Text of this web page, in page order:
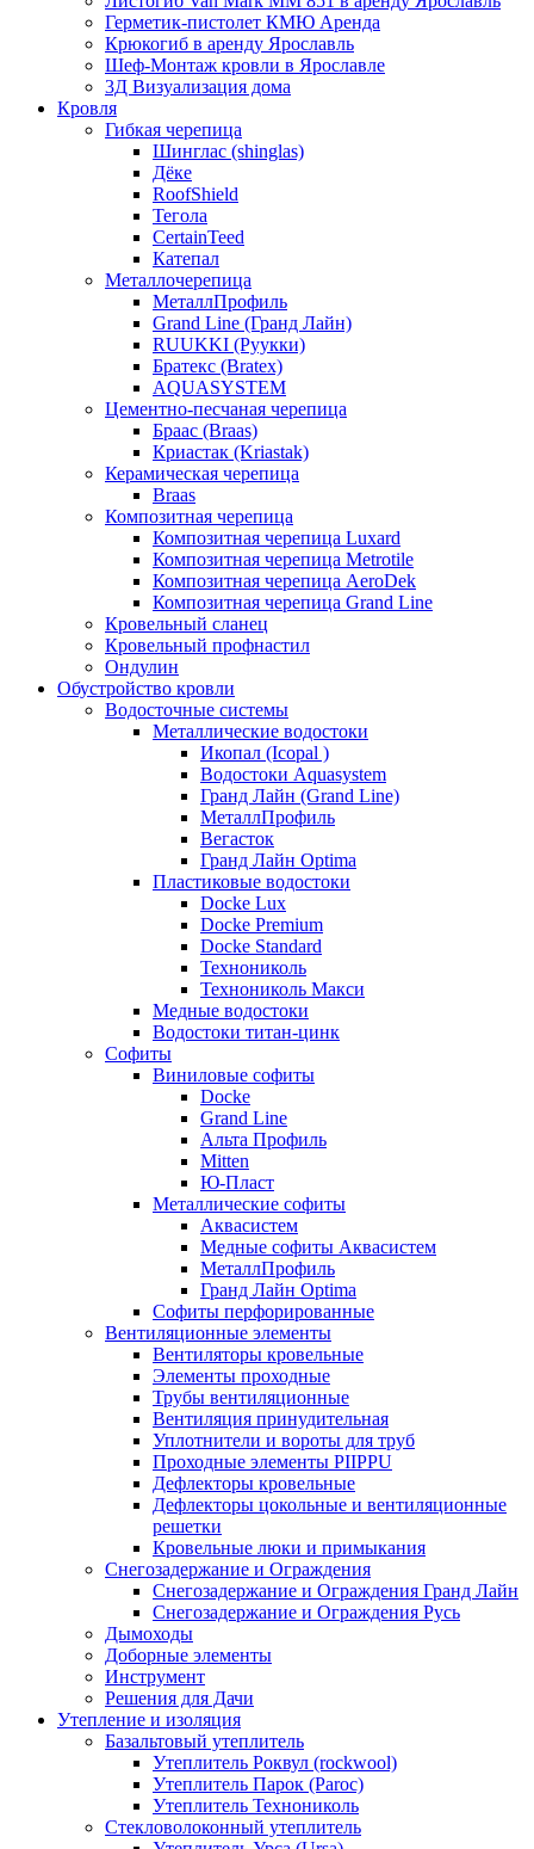
Герметик-пистолет КМЮ Аренда
Крюкогиб в аренду Ярославль
Шеф-Монтаж кровли в Ярославле
3Д Визуализация дома
Кровля
Гибкая черепица
Шинглас (shinglas)
Дёке
RoofShield
Тегола
CertainTeed
Катепал
Металлочерепица
МеталлПрофиль
Grand Line (Гранд Лайн)
RUUKKI (Руукки)
Братекс (Bratex)
AQUASYSTEM
Цементно-песчаная черепица
Браас (Braas)
Криастак (Kriastak)
Керамическая черепица
Braas
Композитная черепица
Композитная черепица Luxard
Композитная черепица Metrotile
Композитная черепица AeroDek
Композитная черепица Grand Line
Кровельный сланец
Кровельный профнастил
Ондулин
Обустройство кровли
Водосточные системы
Металлические водостоки
Икопал (Icopal )
Водостоки Aquasystem
Гранд Лайн (Grand Line)
МеталлПрофиль
Вегасток
Гранд Лайн Optima
Пластиковые водостоки
Docke Lux
Docke Premium
Docke Standard
Технониколь
Технониколь Макси
Медные водостоки
Водостоки титан-цинк
Софиты
Виниловые софиты
Docke
Grand Line
Альта Профиль
Mitten
Ю-Пласт
Металлические софиты
Аквасистем
Медные софиты Аквасистем
МеталлПрофиль
Гранд Лайн Optima
Софиты перфорированные
Вентиляционные элементы
Вентиляторы кровельные
Элементы проходные
Трубы вентиляционные
Вентиляция принудительная
Уплотнители и вороты для труб
Проходные элементы PIIPPU
Дефлекторы кровельные
Дефлекторы цокольные и вентиляционные
решетки
Кровельные люки и примыкания
Снегозадержание и Ограждения
Снегозадержание и Ограждения Гранд Лайн
Снегозадержание и Ограждения Русь
Дымоходы
Доборные элементы
Инструмент
Решения для Дачи
Утепление и изоляция
Базальтовый утеплитель
Утеплитель Роквул (rockwool)
Утеплитель Парок (Paroc)
Утеплитель Технониколь
Стекловолоконный утеплитель